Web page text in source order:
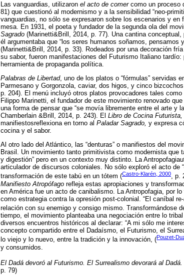
Las vanguardias, utilizaron el acto de comercomo un proceso
81) que cuestionó al modernismo y a la sensibilidad “neo-
vanguardias, no sólo se expresaron sobre los escenarios y
mesa. En 1931, el poeta y fundador de la segunda ola del
Sagrado (Marinetti&Brill, 2014, p. 77). Una cantina
él argumentaba que “los seres humanos soñamos,
(Marinetti&Brill, 2014, p. 33). Rodeados por una decoración
su sabor, fueron manifestaciones del Futurismo Italiano
herramienta de propaganda política.
Palabras de Libertad, uno de los platos o “fórmulas” servidas
Parmesano y Gorgonzola, caviar, dos higos, y cinco
p. 204). El menú incluyó otros platos provocadores tales como
Filippo Marinetti, el fundador de este movimiento renovado
una forma de pensar que “se movía libremente entre el arte y
Chamberlain &Brill, 2014, p. 243). El Libro de Cocina Futurista,
manifiestosreflexiona en torno al Paladar Sagrado, y expresa
cocina y el sabor.
Al otro lado del Atlántico, las “denturas” o manifiestos del
Brasil. Un movimiento tanto primitivista como modernista que
y digestión” pero en un contexto muy distinto. La
articulador de discursos coloniales. No sólo exploró el acto de
transformación de este tabú en un tótem (Castro-Klarén, 2000, p.
Manifiesto Atropófago refleja estas apropiaciones y
en América fue un acto de canibalismo. La Antropofagia, por
como estrategia contra la opresión post-colonial. “El caníbal
relación con su enemigo y consigo mismo. Transformándose
tiempo, el movimiento planteaba una negociación entre lo
diversos encuentros históricos al declarar: “A mi sólo me
concepto compartido entre el Dadaísmo, el Futurismo, el
lo viejo y lo nuevo, entre la tradición y la innovación, (Pouzet-
y consumidos.
El Dadá devoró al Futurismo. El Surrealismo devorará al
p. 79)